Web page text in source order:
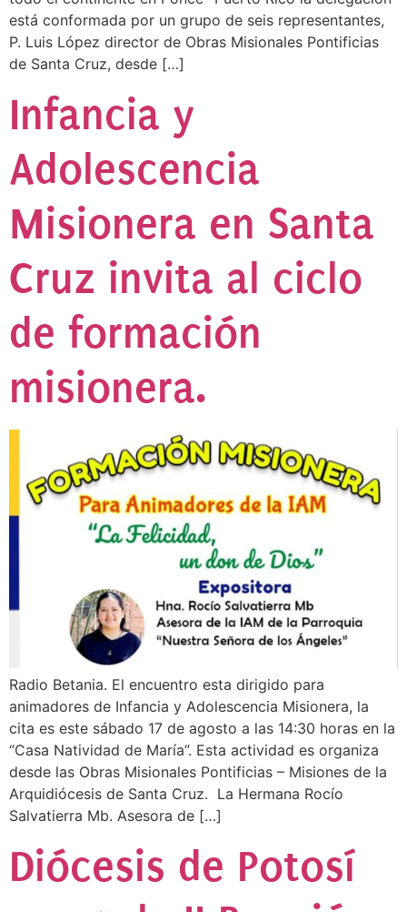
está conformada por un grupo de seis representantes,
P. Luis López director de Obras Misionales Pontificias
de Santa Cruz, desde […]
Infancia y
Adolescencia
Misionera en Santa
Cruz invita al ciclo
de formación
misionera.
Radio Betania. El encuentro esta dirigido para
animadores de Infancia y Adolescencia Misionera, la
cita es este sábado 17 de agosto a las 14:30 horas en la
“Casa Natividad de María”. Esta actividad es organiza
desde las Obras Misionales Pontificias – Misiones de la
Arquidiócesis de Santa Cruz. La Hermana Rocío
Salvatierra Mb. Asesora de […]
Diócesis de Potosí